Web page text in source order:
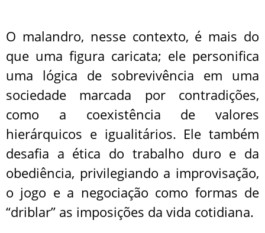
O malandro, nesse contexto, é mais do
que uma figura caricata; ele personifica
uma lógica de sobrevivência em uma
sociedade marcada por contradições,
como a coexistência de valores
hierárquicos e igualitários. Ele também
desafia a ética do trabalho duro e da
obediência, privilegiando a improvisação,
o jogo e a negociação como formas de
“driblar” as imposições da vida cotidiana.